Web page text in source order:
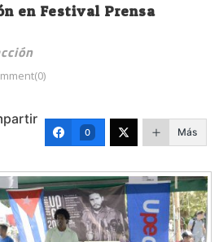
en Festival Prensa
0 Más